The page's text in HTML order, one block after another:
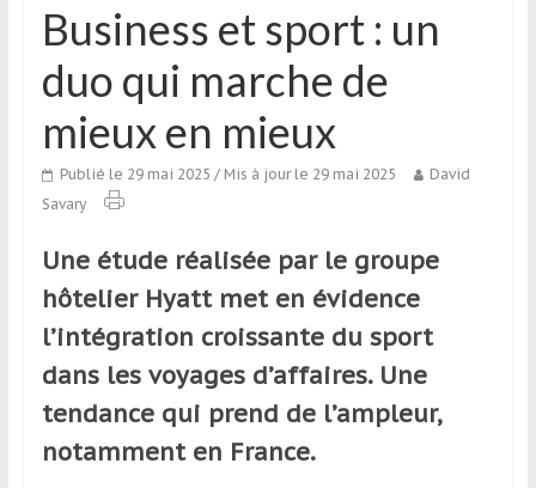
média
sur
tourisme
sportif
s’adresse
aux
voyageurs
ponctuels
ou
réguliers,
pratiquants,
passionnés
ou
simples
Business et sport : un
duo qui marche de
mieux en mieux
Publié le 29 mai 2025 / Mis à jour le 29 mai 2025
David
Savary
Une étude réalisée par le groupe
hôtelier Hyatt met en évidence
l’intégration croissante du sport
dans les voyages d’affaires. Une
tendance qui prend de l’ampleur,
notamment en France.